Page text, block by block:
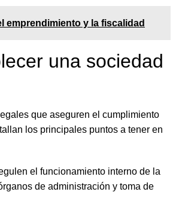
emprendimiento y la fiscalidad
una sociedad
que aseguren el cumplimiento
los principales puntos a tener en
el funcionamiento interno de la
de administración y toma de